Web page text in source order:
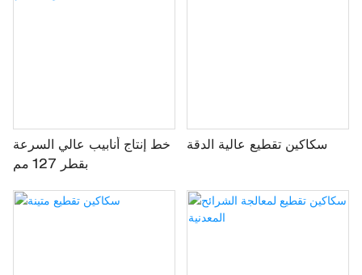
خط إنتاج أنابيب عالي السرعة
بقطر 127 مم
سكاكين تقطيع عالية الدقة